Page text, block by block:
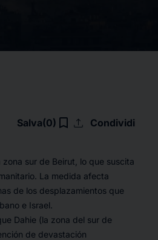
Salva(0) bookmark_border upload Condividi
sur de Beirut, lo que suscita
La medida afecta
de los desplazamientos que
e Israel.
Dahie (la zona del sur de
de devastación